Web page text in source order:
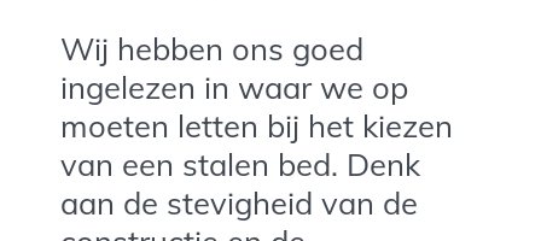
Wij hebben ons goed
ingelezen in waar we op
moeten letten bij het kiezen
van een stalen bed. Denk
aan de stevigheid van de